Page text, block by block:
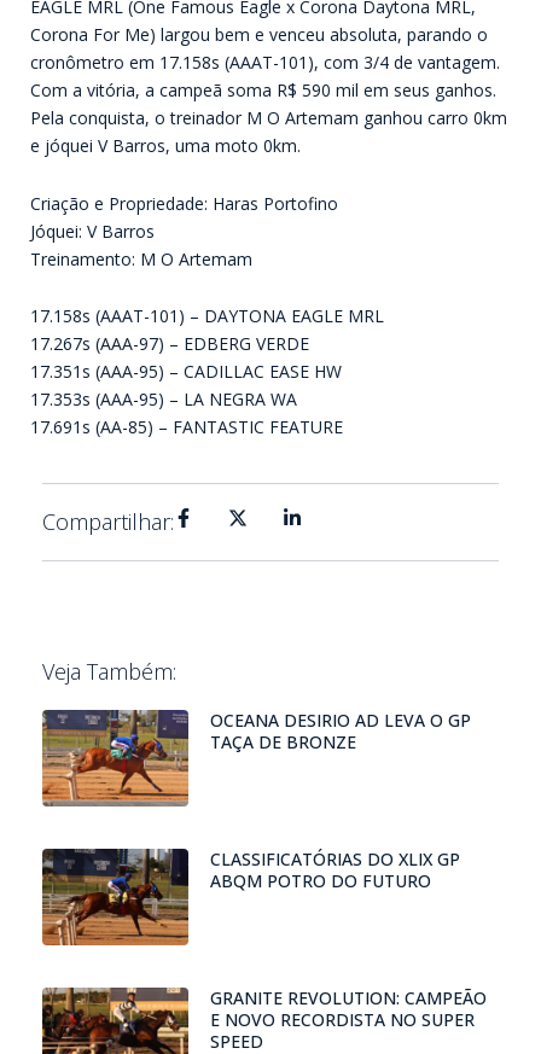
EAGLE MRL (One Famous Eagle x Corona Daytona MRL,
Corona For Me) largou bem e venceu absoluta, parando o
cronômetro em 17.158s (AAAT-101), com 3/4 de vantagem.
Com a vitória, a campeã soma R$ 590 mil em seus ganhos.
Pela conquista, o treinador M O Artemam ganhou carro 0km
e jóquei V Barros, uma moto 0km.
Criação e Propriedade: Haras Portofino
Jóquei: V Barros
Treinamento: M O Artemam
17.158s (AAAT-101) – DAYTONA EAGLE MRL
17.267s (AAA-97) – EDBERG VERDE
17.351s (AAA-95) – CADILLAC EASE HW
17.353s (AAA-95) – LA NEGRA WA
17.691s (AA-85) – FANTASTIC FEATURE
Compartilhar:
Veja Também:
OCEANA DESIRIO AD LEVA O GP
TAÇA DE BRONZE
CLASSIFICATÓRIAS DO XLIX GP
ABQM POTRO DO FUTURO
GRANITE REVOLUTION: CAMPEÃO
E NOVO RECORDISTA NO SUPER
SPEED